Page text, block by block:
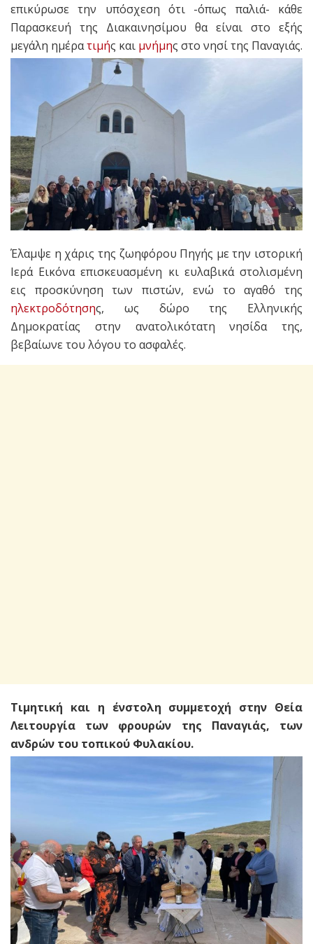
επικύρωσε την υπόσχεση ότι -όπως παλιά- κάθε
Παρασκευή της Διακαινησίμου θα είναι στο εξής
μεγάλη ημέρατιμής και μνήμης στο νησί της Παναγιάς.
Έλαμψε η χάρις της ζωηφόρου Πηγής με την ιστορική
Ιερά Εικόνα επισκευασμένη κι ευλαβικά στολισμένη
εις προσκύνηση των πιστών, ενώ το αγαθό της
ηλεκτροδότησης, ως δώρο της Ελληνικής
Δημοκρατίας στην ανατολικότατη νησίδα της,
βεβαίωνε του λόγου το ασφαλές.
Τιμητική και η ένστολη συμμετοχή στην Θεία
Λειτουργία των φρουρών της Παναγιάς, των
ανδρών του τοπικού Φυλακίου.